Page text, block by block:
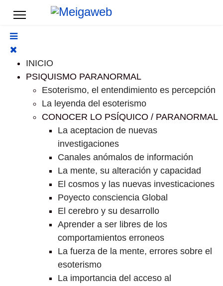
INICIO
PSIQUISMO PARANORMAL
Esoterismo, el entendimiento es percepción
La leyenda del esoterismo
CONOCER LO PSÍQUICO / PARANORMAL
La aceptacion de nuevas
investigaciones
Canales anómalos de información
La mente, su alteración y capacidad
El cosmos y las nuevas investicaciones
Poyecto consciencia Global
El cerebro y su desarrollo
Aprender a ser libres de los
comportamientos erroneos
La fuerza de la mente, errores sobre el
esoterismo
La importancia del acceso al